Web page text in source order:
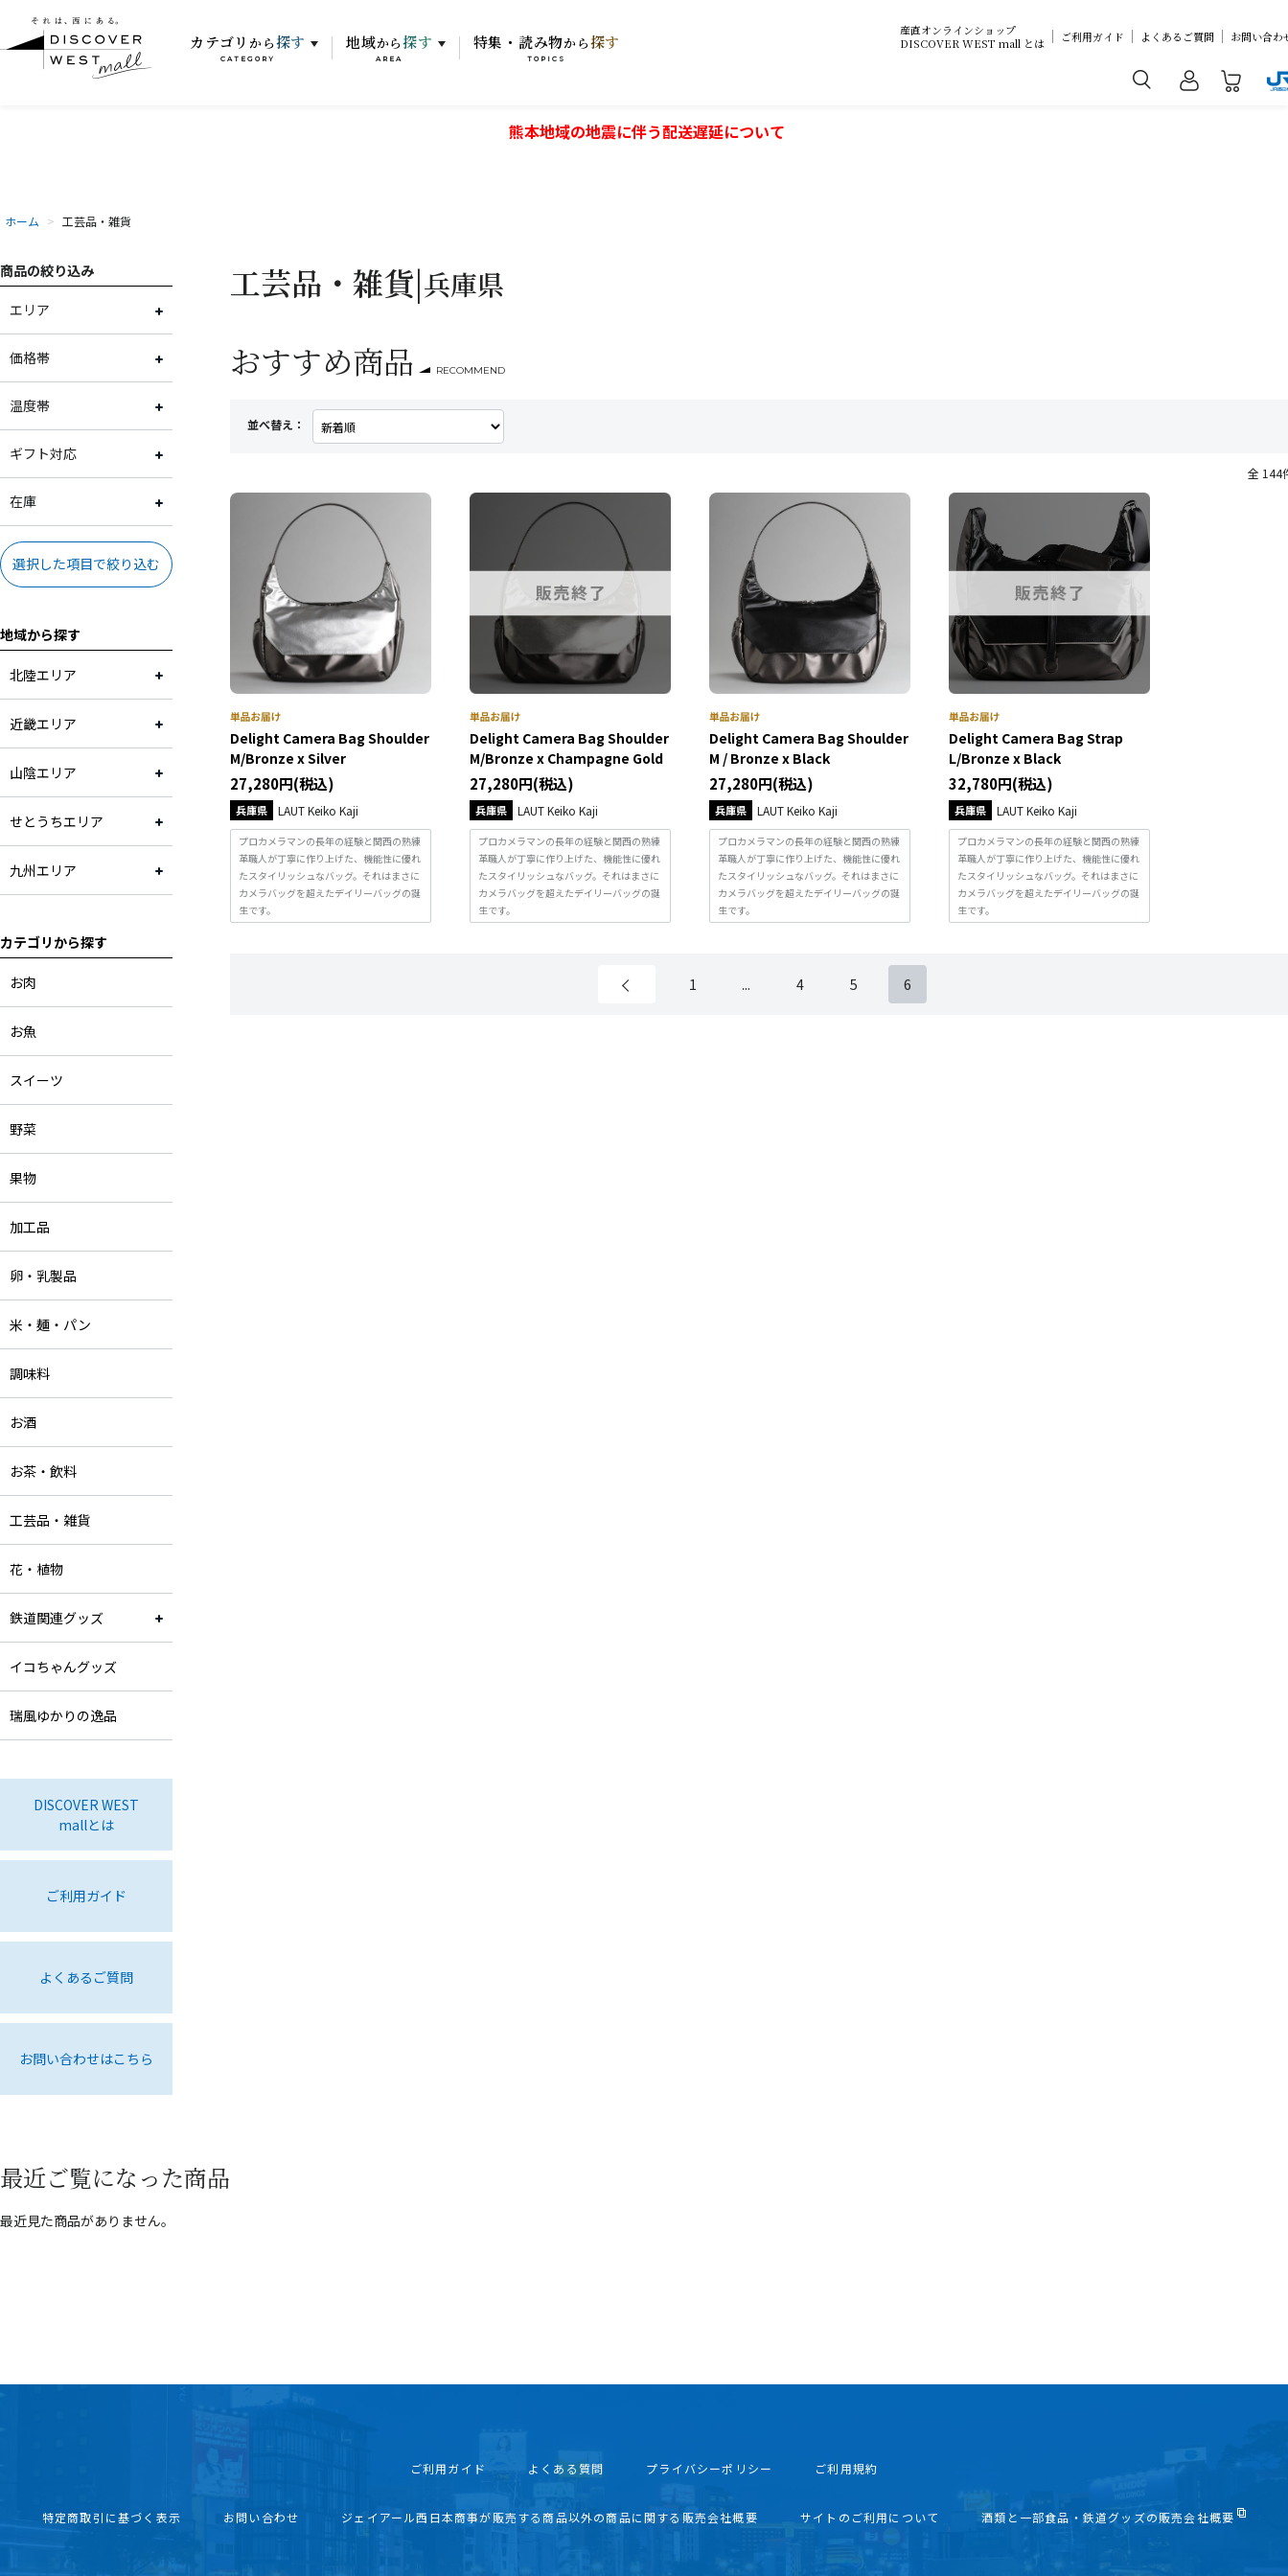
カテゴリ から 探す
CATEGORY
地域から 探す
AREA
特集・読み物から 探す
TOPICS
産直オンラインショップ
DISCOVER WEST mall とは
ご利用ガイド よくあるご質問 お問い合わ
熊本地域の地震に伴う配送遅延について
ホーム > 工芸品・雑貨
商品の絞り込み
エリア
富山県
石川県
大阪府
兵庫県
奈良県
鳥取県
京都府
価格帯
～2,000円
2,001円～3,000円
3,001円～4,000円
4,001円～5,000円
10,001円～
温度帯
常温
ギフト対応
ギフト対応可
ギフト対応不可
在庫
在庫あり
選択した項目で絞り込む
地域から探す
北陸エリア
近畿エリア
山陰エリア
せとうちエリア
九州エリア
カテゴリから探す
お肉
お魚
スイーツ
野菜
果物
加工品
卵・乳製品
米・麺・パン
調味料
お酒
お茶・飲料
工芸品・雑貨
花・植物
鉄道関連グッズ
イコちゃんグッズ
瑞風ゆかりの逸品
DISCOVER WEST
mallとは
ご利用ガイド
よくあるご質問
お問い合わせはこちら
工芸品・雑貨|兵庫県
おすすめ商品 RECOMMEND
並べ替え：
全 144
Delight Camera Bag Shoulder
M/Bronze x Silver
27,280円(税込)
兵庫県 LAUT Keiko Kaji
プロカメラマンの長年の経験と関西の熟練
革職人が丁寧に作り上げた、機能性に優れ
たスタイリッシュなバッグ。それはまさに
カメラバッグを超えたデイリーバッグの誕
生です。
Delight Camera Bag Shoulder
M/Bronze x Champagne Gold
27,280円(税込)
兵庫県 LAUT Keiko Kaji
プロカメラマンの長年の経験と関西の熟練
革職人が丁寧に作り上げた、機能性に優れ
たスタイリッシュなバッグ。それはまさに
カメラバッグを超えたデイリーバッグの誕
生です。
Delight Camera Bag Shoulder
M / Bronze x Black
27,280円(税込)
兵庫県 LAUT Keiko Kaji
プロカメラマンの長年の経験と関西の熟練
革職人が丁寧に作り上げた、機能性に優れ
たスタイリッシュなバッグ。それはまさに
カメラバッグを超えたデイリーバッグの誕
生です。
Delight Camera Bag Strap
L/Bronze x Black
32,780円(税込)
兵庫県 LAUT Keiko Kaji
プロカメラマンの長年の経験と関西の熟練
革職人が丁寧に作り上げた、機能性に優れ
たスタイリッシュなバッグ。それはまさに
カメラバッグを超えたデイリーバッグの誕
生です。
1 ... 4 5 6
最近ご覧になった商品
最近見た商品がありません。
ご利用ガイド よくある質問 プライバシーポリシー ご利用規約
特定商取引に基づく表示 お問い合わせ ジェイアール西日本商事が販売する商品以外の商品に関する販売会社概要 サイトのご利用について 酒類と一部食品・鉄道グッズの販売会社概要